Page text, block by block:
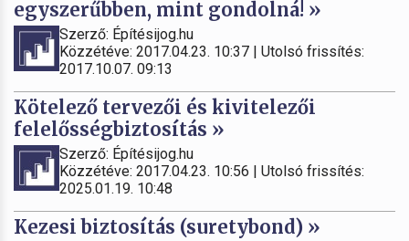
egyszerűbben, mint gondolná! »
Szerző: Építésijog.hu
Közzétéve: 2017.04.23. 10:37 | Utolsó frissítés:
2017.10.07. 09:13
Kötelező tervezői és kivitelezői
felelősségbiztosítás »
Szerző: Építésijog.hu
Közzétéve: 2017.04.23. 10:56 | Utolsó frissítés:
2025.01.19. 10:48
Kezesi biztosítás (suretybond) »